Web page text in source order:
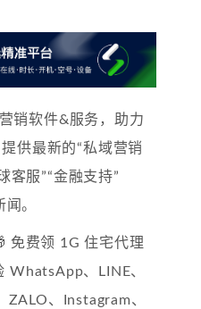
销软件&服务，助力
供最新的“私域营销
客服”“金融支持”
。
免费领 1G 住宅代理
WhatsApp、LINE、
、Instagram、